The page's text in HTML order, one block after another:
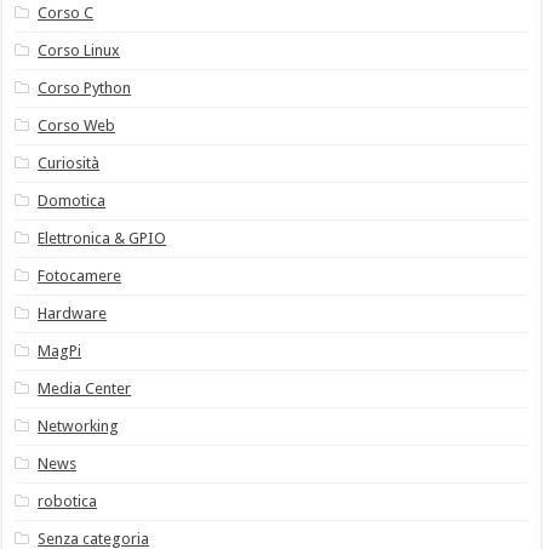
Corso C
Corso Linux
Corso Python
Corso Web
Curiosità
Domotica
Elettronica & GPIO
Fotocamere
Hardware
MagPi
Media Center
Networking
News
robotica
Senza categoria